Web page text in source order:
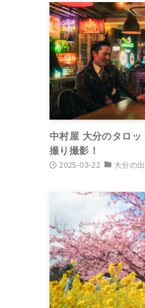
中村屋 大分のタロ
撮り撮影！
2025-03-22 大分の